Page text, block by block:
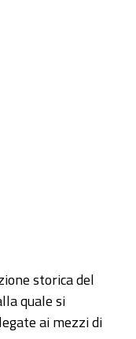
storica del
quale si
ai mezzi di